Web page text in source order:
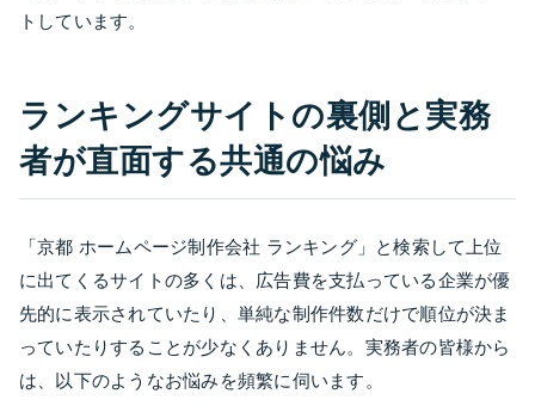
トしています。
ランキングサイトの裏側と実務
者が直面する共通の悩み
「京都 ホームページ制作会社 ランキング」と検索して上位
に出てくるサイトの多くは、広告費を支払っている企業が優
先的に表示されていたり、単純な制作件数だけで順位が決ま
っていたりすることが少なくありません。実務者の皆様から
は、以下のようなお悩みを頻繁に伺います。